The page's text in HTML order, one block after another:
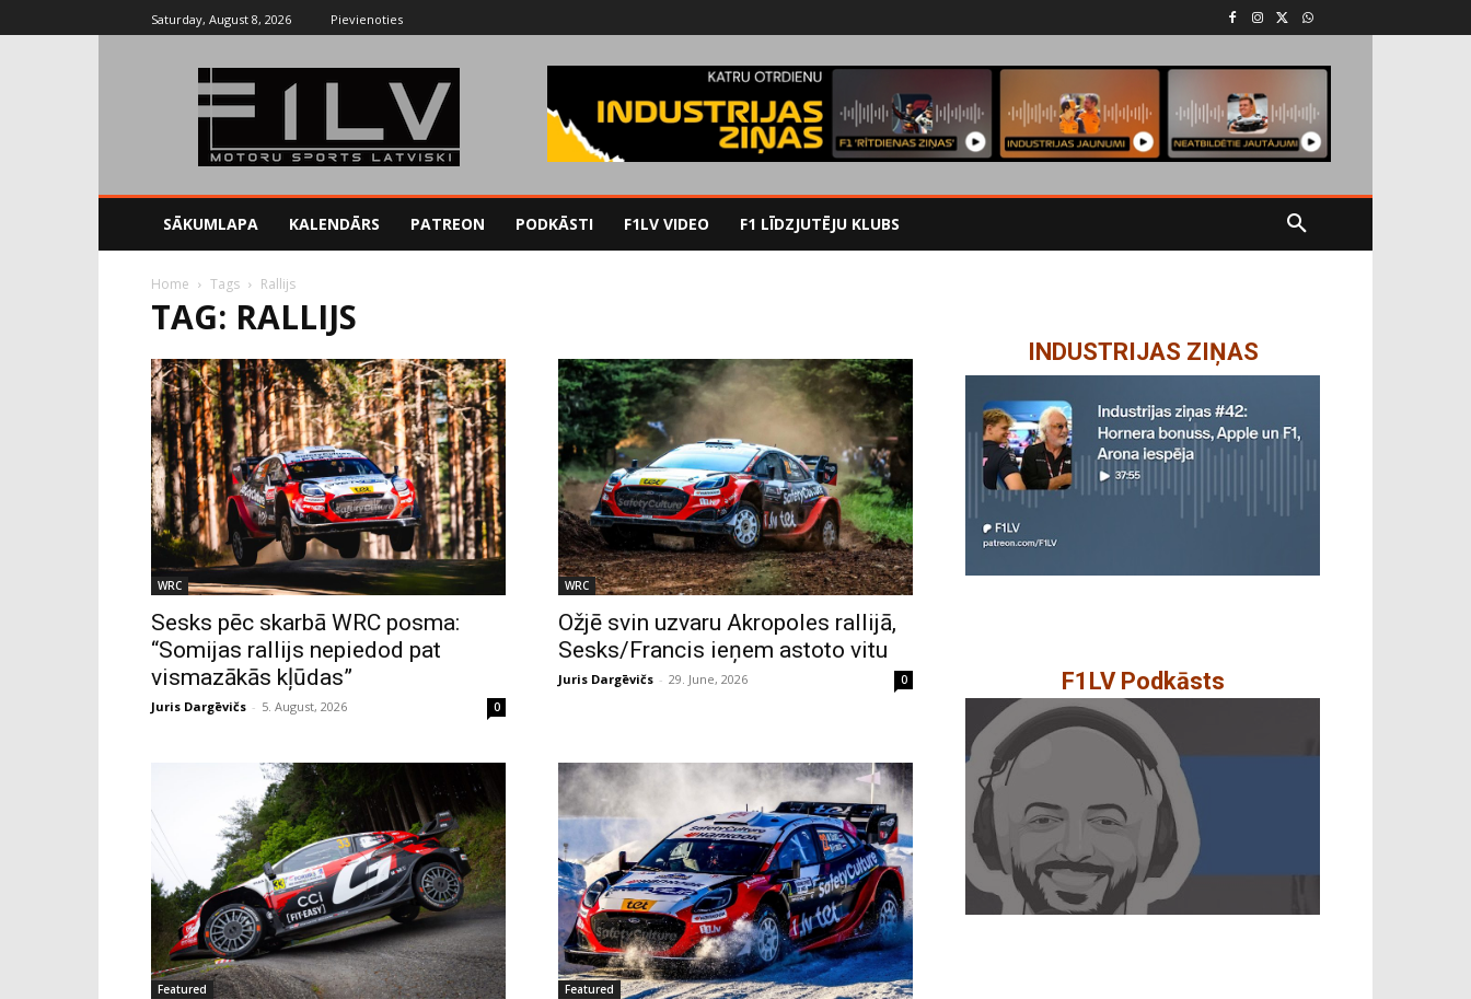
Saturday, August 8, 2026 Pievienoties
SĀKUMLAPA KALENDĀRS PATREON PODKĀSTI F1LV VIDEO F1 LĪDZJUTĒJU KLUBS
Home Tags Rallijs
TAG: RALLIJS
WRC
Sesks pēc skarbā WRC posma:
“Somijas rallijs nepiedod pat
vismazākās kļūdas”
Juris Dargēvičs - 5. August, 2026 0
WRC
Ožjē svin uzvaru Akropoles rallijā,
Sesks/Francis ieņem astoto vitu
Juris Dargēvičs - 29. June, 2026 0
Featured Featured
INDUSTRIJAS ZIŅAS
F1LV Podkāsts